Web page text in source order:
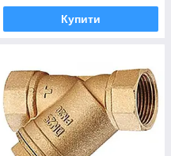
Купити